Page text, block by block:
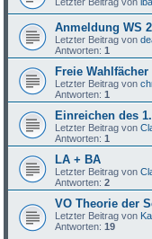
Anmeldung WS
Letzter Beitrag von
Antworten:1
Freie Wahlfächer
Letzter Beitrag von
Antworten:1
Einreichen des
Letzter Beitrag von
Antworten:1
LA + BA
Letzter Beitrag von
Antworten:2
VO Theorie der
Letzter Beitrag von
Antworten:19